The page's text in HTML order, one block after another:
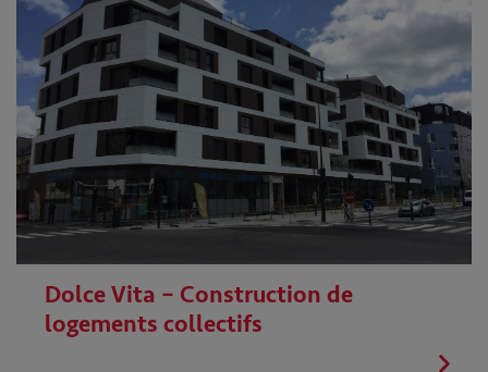
Dolce Vita – Construction de
logements collectifs